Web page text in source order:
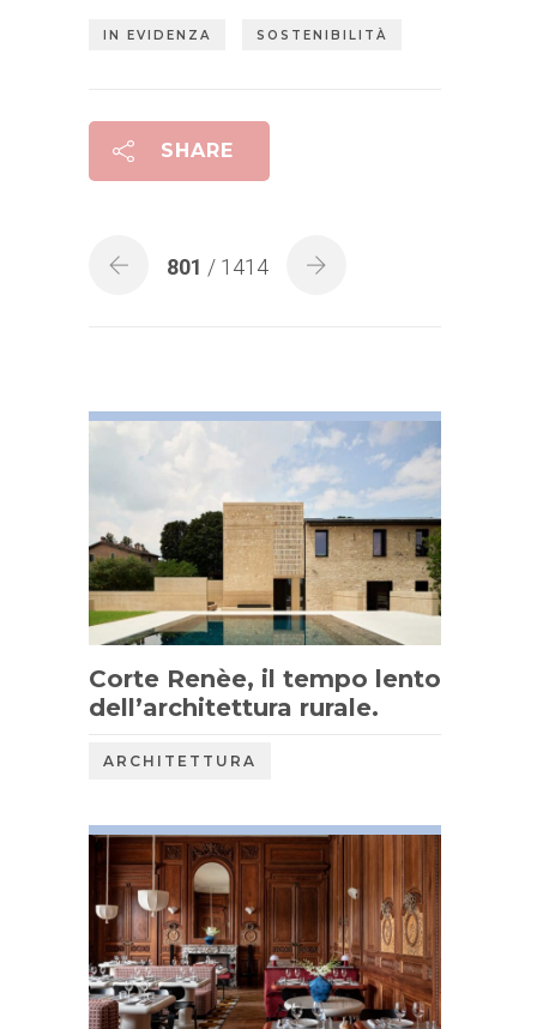
IN EVIDENZA SOSTENIBILITÀ
SHARE
801 / 1414
Corte Renèe, il tempo lento
dell’architettura rurale.
ARCHITETTURA